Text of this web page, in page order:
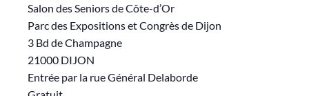
Salon des Seniors de Côte-d’Or
Parc des Expositions et Congrès de Dijon
3 Bd de Champagne
21000 DIJON
Entrée par la rue Général Delaborde